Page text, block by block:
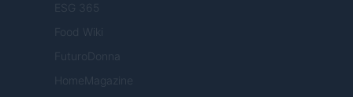
ESG 365
Food Wiki
FuturoDonna
HomeMagazine